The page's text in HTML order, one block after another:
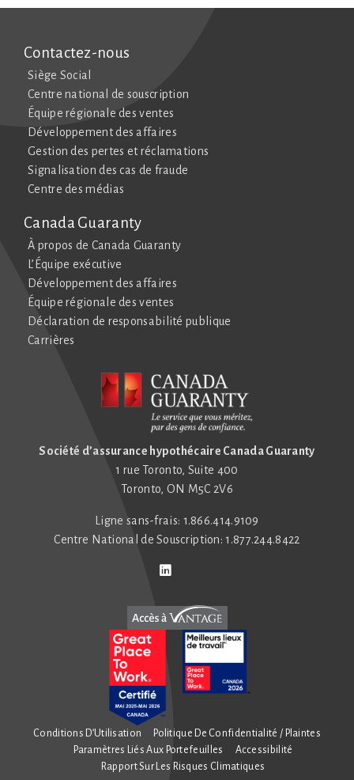
Contactez-nous
Siège Social
Centre national de souscription
Équipe régionale des ventes
Développement des affaires
Gestion des pertes et réclamations
Signalisation des cas de fraude
Centre des médias
Canada Guaranty
À propos de Canada Guaranty
L’Équipe exécutive
Développement des affaires
Équipe régionale des ventes
Déclaration de responsabilité publique
Carrières
Société d’assurance hypothécaire Canada Guaranty
1 rue Toronto, Suite 400
Toronto, ON M5C 2V6
Ligne sans-frais: 1.866.414.9109
Centre National de Souscription: 1.877.244.8422
Conditions D’Utilisation
Politique De Confidentialité / Plaintes
Paramètres Liés Aux Portefeuilles
Accessibilité
Rapport Sur Les Risques Climatiques